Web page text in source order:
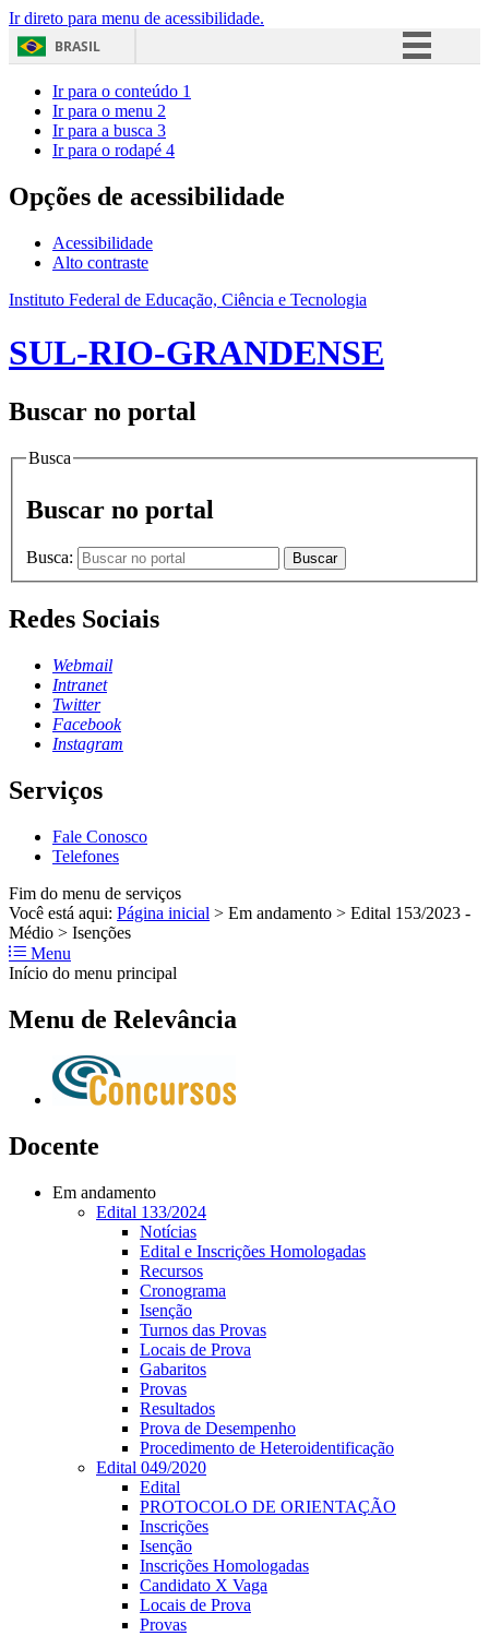
Ir direto para menu de acessibilidade.
BRASIL
Acesso à informação
Ir para o conteúdo 1
Ir para o menu 2
Ir para a busca 3
Ir para o rodapé 4
Opções de acessibilidade
Acessibilidade
Alto contraste
Instituto Federal de Educação, Ciência e Tecnologia
SUL-RIO-GRANDENSE
Buscar no portal
Busca
Buscar no portal
Busca: Buscar
Redes Sociais
Webmail
Intranet
Twitter
Facebook
Instagram
Serviços
Fale Conosco
Telefones
Fim do menu de serviços
Você está aqui: Página inicial > Em andamento > Edital 153/2023 -
Médio > Isenções
Menu
Início do menu principal
Menu de Relevância
Docente
Em andamento
Edital 133/2024
Notícias
Edital e Inscrições Homologadas
Recursos
Cronograma
Isenção
Turnos das Provas
Locais de Prova
Gabaritos
Provas
Resultados
Prova de Desempenho
Procedimento de Heteroidentificação
Edital 049/2020
Edital
PROTOCOLO DE ORIENTAÇÃO
Inscrições
Isenção
Inscrições Homologadas
Candidato X Vaga
Locais de Prova
Provas